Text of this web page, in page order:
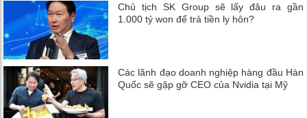
Chủ tịch SK Group sẽ lấy đâu ra gần
1.000 tỷ won để trả tiền ly hôn?
Các lãnh đạo doanh nghiệp hàng đầu Hàn
Quốc sẽ gặp gỡ CEO của Nvidia tại Mỹ